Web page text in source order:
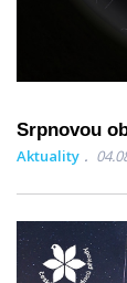
Srpnovou
Aktuality